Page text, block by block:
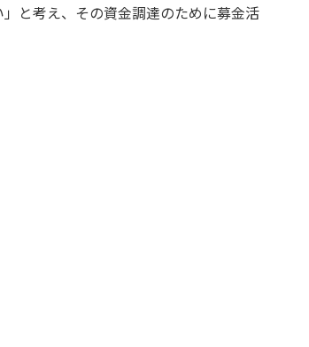
と考え、その資金調達のために募金活